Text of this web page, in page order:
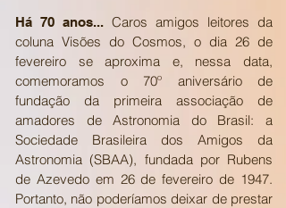
Há 70 anos... Caros amigos leitores da
coluna Visões do Cosmos, o dia 26 de
fevereiro se aproxima e, nessa data,
comemoramos o 70º aniversário de
fundação da primeira associação de
amadores de Astronomia do Brasil: a
Sociedade Brasileira dos Amigos da
Astronomia (SBAA), fundada por Rubens
de Azevedo em 26 de fevereiro de 1947.
Portanto, não poderíamos deixar de prestar